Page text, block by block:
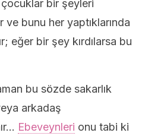
bir şeyleri
bunu her yaptıklarında
eğer bir şey kırdılarsa bu
bu sözde sakarlık
arkadaş
Ebeveynleri onu tabi ki